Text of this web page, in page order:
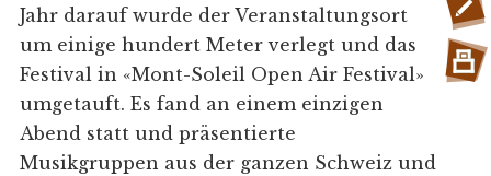
Jahr darauf wurde der Veranstaltungsort
um einige hundert Meter verlegt und das
Festival in «Mont-Soleil Open Air Festival»
umgetauft. Es fand an einem einzigen
Abend statt und präsentierte
Musikgruppen aus der ganzen Schweiz und